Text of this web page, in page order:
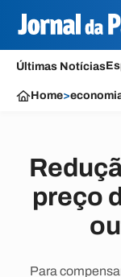
Últimas Notícias
Home>
preço
Para